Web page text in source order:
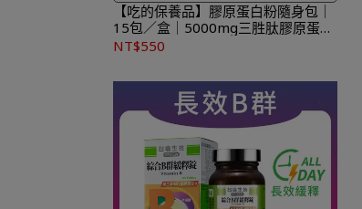
麗關鍵
★ 可宅配到府&超商取貨，
1,500免運費，另有離島7-11超取服務。
★ 登入會員訂購，管理訂單更方便，還
累積紅利點數，一點抵一元
到貨時間參考：訂購完成後，下個工
作天出貨，出貨後物流預計1-3個工作天
送達。
【吃的保養品】膠原蛋白粉隨身包｜
15包／盒｜5000mg三胜肽膠原蛋白
｜每日1包輕鬆補充
NT$550